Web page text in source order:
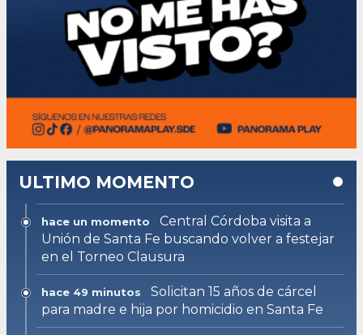
ULTIMO MOMENTO
hace un momento
Central Córdoba visita a
Unión de Santa Fe buscando volver a festejar
en el Torneo Clausura
hace 49 minutos
Solicitan 15 años de cárcel
para madre e hija por homicidio en Santa Fe